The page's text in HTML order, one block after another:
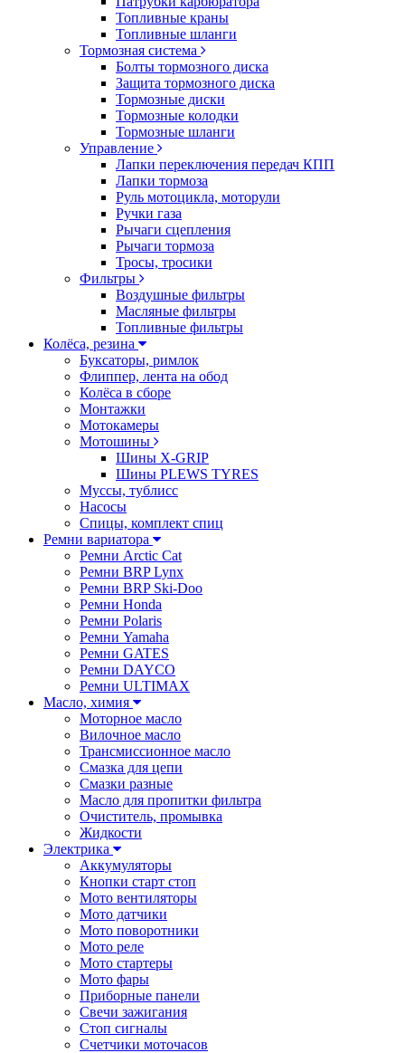
Топливные краны
Топливные шланги
Тормозная система
Болты тормозного диска
Защита тормозного диска
Тормозные диски
Тормозные колодки
Тормозные шланги
Управление
Лапки переключения передач КПП
Лапки тормоза
Руль мотоцикла, моторули
Ручки газа
Рычаги сцепления
Рычаги тормоза
Тросы, тросики
Фильтры
Воздушные фильтры
Масляные фильтры
Топливные фильтры
Колёса, резина
Буксаторы, римлок
Флиппер, лента на обод
Колёса в сборе
Монтажки
Мотокамеры
Мотошины
Шины X-GRIP
Шины PLEWS TYRES
Муссы, тублисс
Насосы
Спицы, комплект спиц
Ремни вариатора
Ремни Arctic Cat
Ремни BRP Lynx
Ремни BRP Ski-Doo
Ремни Honda
Ремни Polaris
Ремни Yamaha
Ремни GATES
Ремни DAYCO
Ремни ULTIMAX
Масло, химия
Моторное масло
Вилочное масло
Трансмиссионное масло
Смазка для цепи
Смазки разные
Масло для пропитки фильтра
Очиститель, промывка
Жидкости
Электрика
Аккумуляторы
Кнопки старт стоп
Мото вентиляторы
Мото датчики
Мото поворотники
Мото реле
Мото стартеры
Мото фары
Приборные панели
Свечи зажигания
Стоп сигналы
Счетчики моточасов